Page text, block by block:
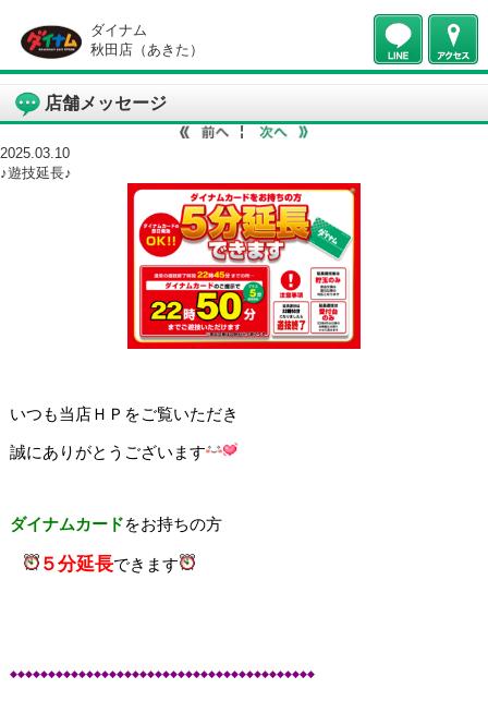
ダイナム
秋田店（あきた）
店舗メッセージ
2025.03.10
♪遊技延長♪